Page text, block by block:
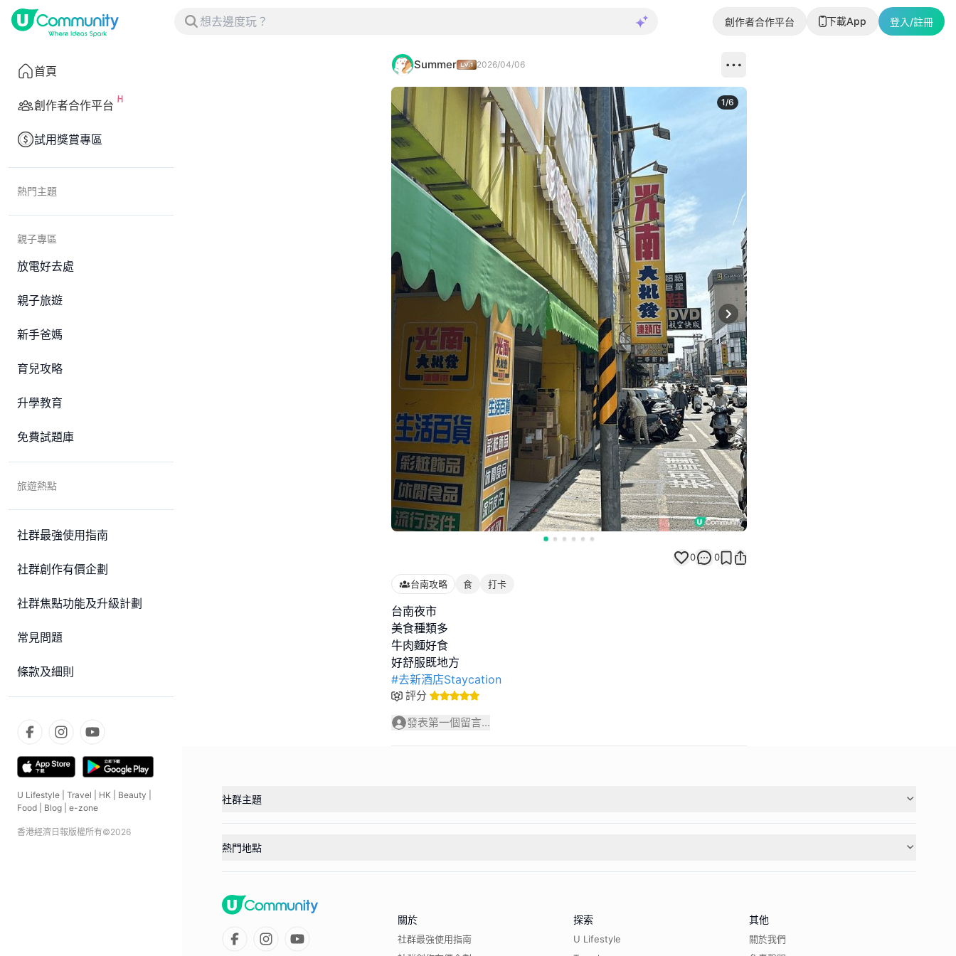
創作者合作平台 下載App 登入/註冊
首頁
創作者合作平台
試用獎賞專區
熱門主題
親子專區
放電好去處
親子旅遊
新手爸媽
育兒攻略
升學教育
免費試題庫
旅遊熱點
社群最強使用指南
社群創作有價企劃
社群焦點功能及升級計劃
常見問題
條款及細則
U Lifestyle Travel HK Beauty
Food
Blog e-zone
香港經濟日報版權所有©2026
Summer 2026/04/06
Next slide
1/6
0 0
台南攻略 食 打卡
台南夜市
美食種類多
牛肉麵好食
#去新酒店Staycation
評分
發表第一個留言...
社群主題
熱門地點
關於
社群最強使用指南
探索
U Lifestyle
其他
關於我們